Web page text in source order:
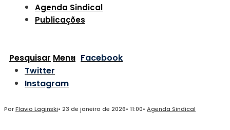
Agenda Sindical
Publicações
Pesquisar Menu Facebook
Twitter
Instagram
PorFlavio Laginski• 23 de janeiro de 2026• 11:00• Agenda Sindical